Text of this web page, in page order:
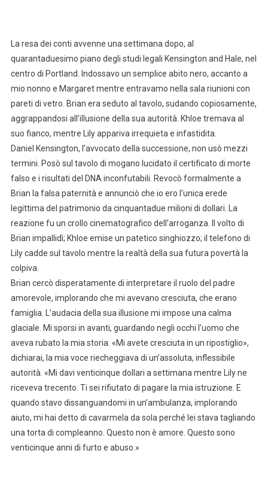
La resa dei conti avvenne una settimana dopo, al
quarantaduesimo piano degli studi legali Kensington and Hale, nel
centro di Portland. Indossavo un semplice abito nero, accanto a
mio nonno e Margaret mentre entravamo nella sala riunioni con
pareti di vetro. Brian era seduto al tavolo, sudando copiosamente,
aggrappandosi all’illusione della sua autorità. Khloe tremava al
suo fianco, mentre Lily appariva irrequieta e infastidita.
Daniel Kensington, l’avvocato della successione, non usò mezzi
termini. Posò sul tavolo di mogano lucidato il certificato di morte
falso e i risultati del DNA inconfutabili. Revocò formalmente a
Brian la falsa paternità e annunciò che io ero l’unica erede
legittima del patrimonio da cinquantadue milioni di dollari. La
reazione fu un crollo cinematografico dell’arroganza. Il volto di
Brian impallidì; Khloe emise un patetico singhiozzo; il telefono di
Lily cadde sul tavolo mentre la realtà della sua futura povertà la
colpiva.
Brian cercò disperatamente di interpretare il ruolo del padre
amorevole, implorando che mi avevano cresciuta, che erano
famiglia. L’audacia della sua illusione mi impose una calma
glaciale. Mi sporsi in avanti, guardando negli occhi l’uomo che
aveva rubato la mia storia. «Mi avete cresciuta in un ripostiglio»,
dichiarai, la mia voce riecheggiava di un’assoluta, inflessibile
autorità. «Mi davi venticinque dollari a settimana mentre Lily ne
riceveva trecento. Ti sei rifiutato di pagare la mia istruzione. E
quando stavo dissanguandomi in un’ambulanza, implorando
aiuto, mi hai detto di cavarmela da sola perché lei stava tagliando
una torta di compleanno. Questo non è amore. Questo sono
venticinque anni di furto e abuso.»